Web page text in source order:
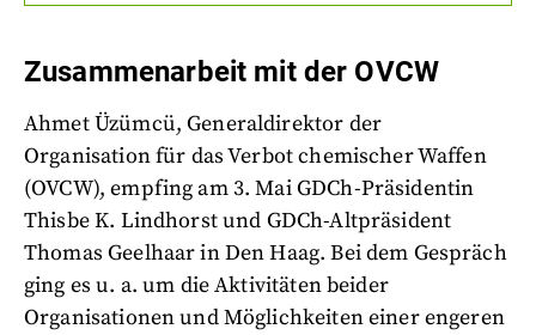
Zusammenarbeit mit der OVCW
Ahmet Üzümcü, Generaldirektor der
Organisation für das Verbot chemischer Waffen
(OVCW), empfing am 3. Mai GDCh-Präsidentin
Thisbe K. Lindhorst und GDCh-Altpräsident
Thomas Geelhaar in Den Haag. Bei dem Gespräch
ging es u. a. um die Aktivitäten beider
Organisationen und Möglichkeiten einer engeren